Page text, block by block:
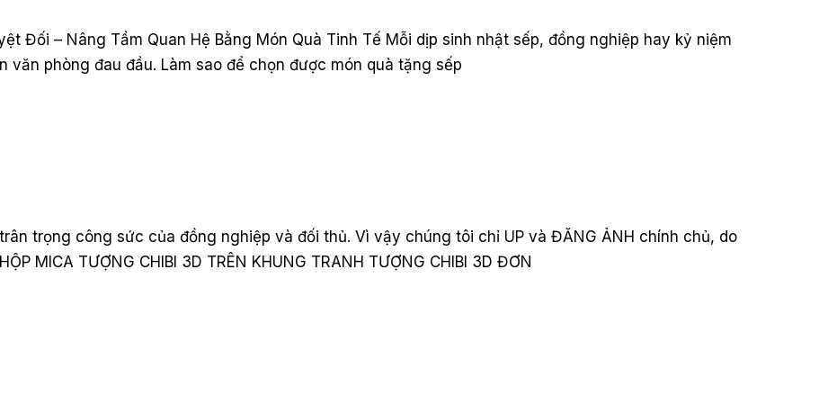
Đối – Nâng Tầm Quan Hệ Bằng Món Quà Tinh Tế Mỗi dịp sinh nhật sếp, đồng nghiệp hay kỷ niệm
văn phòng đau đầu. Làm sao để chọn được món quà tặng sếp
trọng công sức của đồng nghiệp và đối thủ. Vì vậy chúng tôi chỉ UP và ĐĂNG ẢNH chính chủ, do
MICA TƯỢNG CHIBI 3D TRÊN KHUNG TRANH TƯỢNG CHIBI 3D ĐƠN